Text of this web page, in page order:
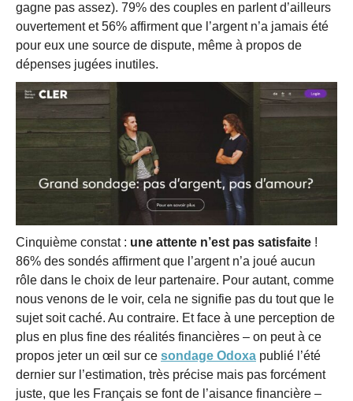
gagne pas assez). 79% des couples en parlent d’ailleurs
ouvertement et 56% affirment que l’argent n’a jamais été
pour eux une source de dispute, même à propos de
dépenses jugées inutiles.
Cinquième constat : une attente n’est pas satisfaite !
86% des sondés affirment que l’argent n’a joué aucun
rôle dans le choix de leur partenaire. Pour autant, comme
nous venons de le voir, cela ne signifie pas du tout que le
sujet soit caché. Au contraire. Et face à une perception de
plus en plus fine des réalités financières – on peut à ce
propos jeter un œil sur ce sondage Odoxa publié l’été
dernier sur l’estimation, très précise mais pas forcément
juste, que les Français se font de l’aisance financière –